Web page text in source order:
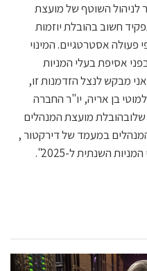
לניהול השוטף של מועצת
חשוב בהובלת יוזמות
פעולה אסטרטגיים. המינוי
אסיפת בעלי המניות
הוסיף, "אני מבקש לנצל הזדמנות זו,
בן אריה, יו"ר החברה
שלובהובלת מועצת המנהלים
במעמד של דירקטור ,
השנתית ל-2025".